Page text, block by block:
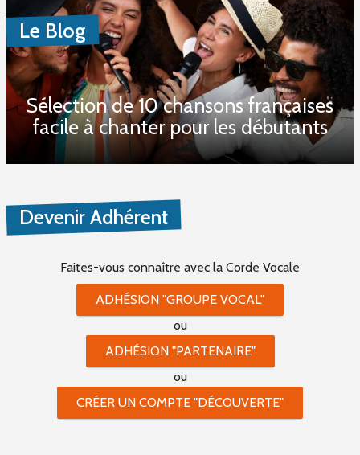
Le Blog
Sélection de 10 chansons françaises
facile à chanter pour les débutants
Devenir Adhérent
Faites-vous connaître avec la Corde Vocale
ADHÉSION "GROUPE VOCAL"
ou
ADHÉSION "PARTENAIRE"
ou
CRÉER UN COMPTE "DÉCOUVERTE"